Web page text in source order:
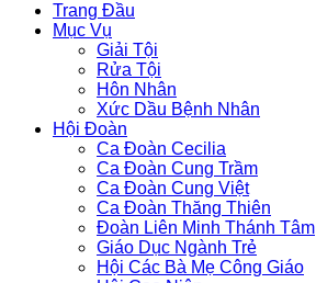
Trang Đầu
Mục Vụ
Giải Tội
Rửa Tội
Hôn Nhân
Xức Dầu Bệnh Nhân
Hội Đoàn
Ca Đoàn Cecilia
Ca Đoàn Cung Trầm
Ca Đoàn Cung Việt
Ca Đoàn Thăng Thiên
Đoàn Liên Minh Thánh Tâm
Giáo Dục Ngành Trẻ
Hội Các Bà Mẹ Công Giáo